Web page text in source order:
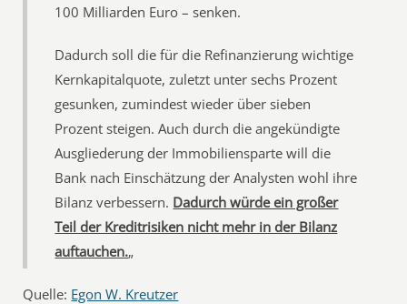
100 Milliarden Euro – senken.
Dadurch soll die für die Refinanzierung wichtige
Kernkapitalquote, zuletzt unter sechs Prozent
gesunken, zumindest wieder über sieben
Prozent steigen. Auch durch die angekündigte
Ausgliederung der Immobiliensparte will die
Bank nach Einschätzung der Analysten wohl ihre
Bilanz verbessern. Dadurch würde ein großer
Teil der Kreditrisiken nicht mehr in der Bilanz
auftauchen.„
Quelle: Egon W. Kreutzer